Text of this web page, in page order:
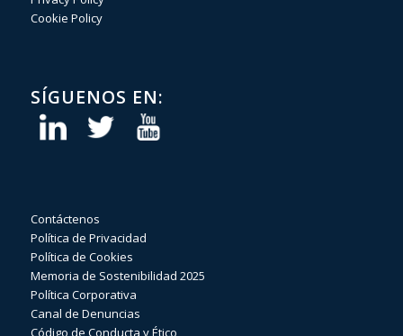
Cookie Policy
SÍGUENOS EN:
Contáctenos
Política de Privacidad
Política de Cookies
Memoria de Sostenibilidad 2025
Política Corporativa
Canal de Denuncias
Código de Conducta y Ético